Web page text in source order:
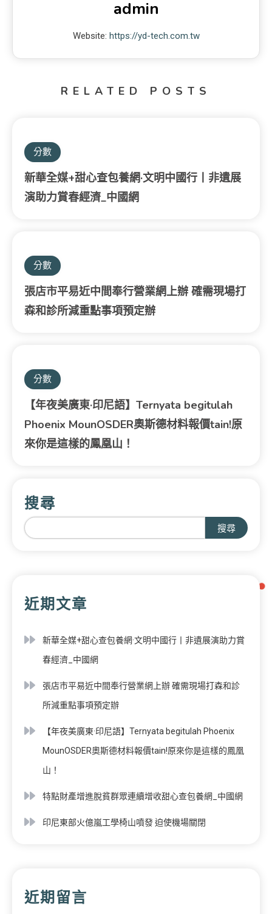
admin
Website: https://yd-tech.com.tw
RELATED POSTS
分數
新華全媒+甜心查包養網·文明中國行丨非遺展
演助力賞春經濟_中國網
分數
張店市平易近中間奉行營業網上辦 確需現場打
森和診所減重點事項預定辦
分數
【年夜美廣東·印尼語】Ternyata begitulah
Phoenix MounOSDER奧斯德材料報價tain!原
來你是這樣的鳳凰山！
搜尋
搜尋
近期文章
新華全媒+甜心查包養網·文明中國行丨非遺展演助力賞
春經濟_中國網
張店市平易近中間奉行營業網上辦 確需現場打森和診
所減重點事項預定辦
【年夜美廣東·印尼語】Ternyata begitulah Phoenix
MounOSDER奧斯德材料報價tain!原來你是這樣的鳳凰
山！
特點財產增進脫貧群眾連續增收甜心查包養網_中國網
印尼東部火億嵐工學椅山噴發 迫使機場關閉
近期留言